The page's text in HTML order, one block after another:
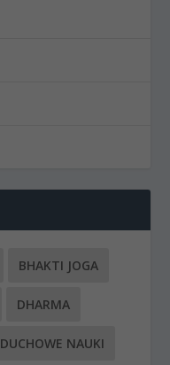
BHAKTI JOGA
DHARMA
DUCHOWE NAUKI